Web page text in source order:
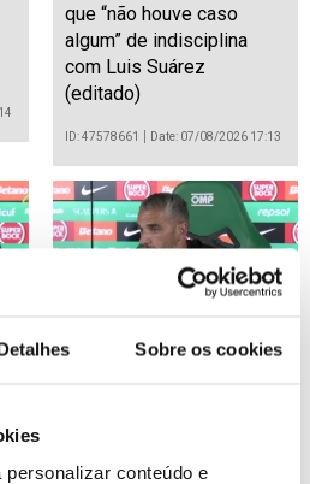
Sobre os cookies
conteúdo e
que “não houve caso
algum” de indisciplina
com Luis Suárez
(editado)
ID: 47578661 Date: 07/08/2026 17:13